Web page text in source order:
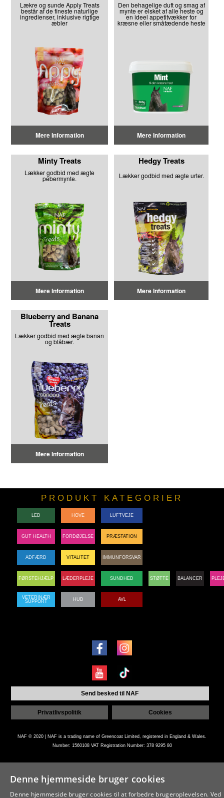
Lækre og sunde Apply Treats
består af de fineste naturlige
ingredienser, inklusive rigtige
æbler
Den behagelige duft og smag af
mynte er elsket af alle heste og
en ideel appetitvækker for
kræsne eller småtædende heste
Mere Information Mere Information
Minty Treats Hedgy Treats
Lækker godbid med ægte
pebermynte. Lækker godbid med ægte urter.
Mere Information Mere Information
Blueberry and Banana
Treats
Lækker godbid med ægte banan
og blåbær.
Mere Information
PRODUKT KATEGORIER
LED HOVE LUFTVEJE
GUT HEALTH FORDØJELSE PRÆSTATION
ADFÆRD VITALITET IMMUNFORSVAR
FØRSTEHJÆLP LÆDERPLEJE SUNDHED STØTTE BALANCER
VETERINÆR
SUPPORT
HUD AVL
Send besked til NAF
Privatlivspolitik Cookies
NAF © 2020 | NAF is a trading name of Greencoat Limited, registered in England & Wales.
Number: 1560108 VAT Registration Number: 378 9295 80
Creative by RAP
Denne hjemmeside bruger cookies
Denne hjemmeside bruger cookies til at forbedre brugeroplevelsen. Ved